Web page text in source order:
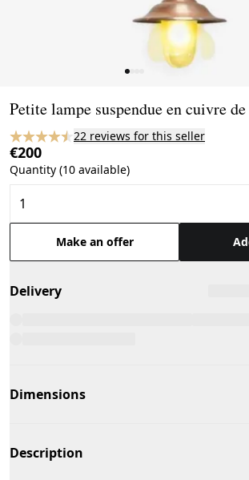
Petite lampe suspendue en cuivre
22 reviews for this seller
€200
Quantity (10 available)
Make an offer
Delivery
Dimensions
Description